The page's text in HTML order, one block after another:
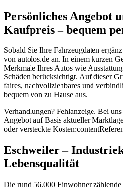
Persönliches Angebot
Kaufpreis – bequem
Sobald Sie Ihre Fahrzeugdaten
von autolos.de an. In einem kurzen
Merkmale Ihres Autos wie
Schäden berücksichtigt. Auf dieser
faires, nachvollziehbares und
bequem von zu Hause aus.
Verhandlungen? Fehlanzeige. Bei
Angebot auf Basis aktueller
oder versteckte
Eschweiler –
Lebensqualität
Die rund 56.000 Einwohner